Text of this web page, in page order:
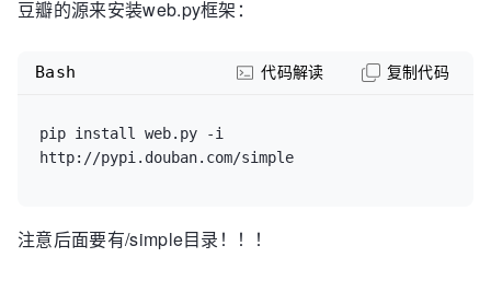
豆瓣的源来安装web.py框架：
pip install web.py -i
http://pypi.douban.com/simple
Bash 代码解读 复制代码
注意后面要有/simple目录！！！